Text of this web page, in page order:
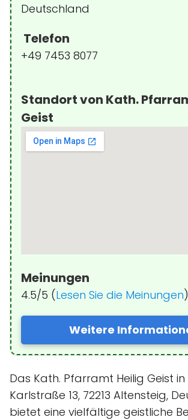
Deutschland
Telefon
+49 7453 8077
Standort von Kath.
Geist
Meinungen
4.5/5 (Lesen Sie die Meinungen)
Weitere
Das Kath. Pfarramt Heilig Geist
Karlstraße 13, 72213 Altensteig,
bietet eine vielfältige geistliche